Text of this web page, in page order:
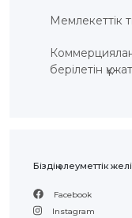
ТАУАРЛАР
АТАУЛАРЫНЫҢ
ӘЛЕУЕТТІ
ИНТЕРАКТИВТІ
ПОИСК
Мемлекеттік
берілетін
Біздің әлеуметтік
Facebook
Instagram